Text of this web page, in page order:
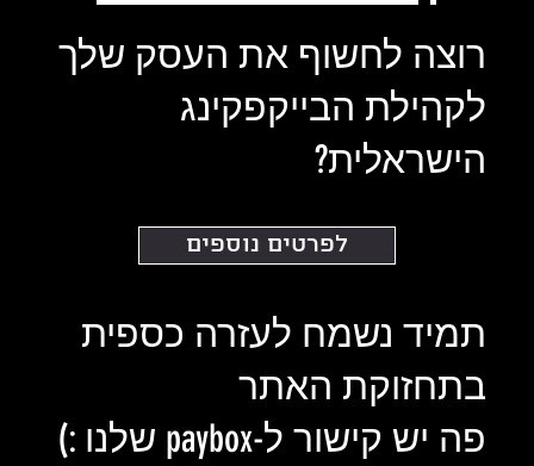
תמיד נשמח לעזרה כספית
בתחזוקת האתר
פה יש קישור ל-paybox שלנו :)
רוצה לחשוף את העסק שלך
לקהילת הבייקפקינג
הישראלית?
לפרטים נוספים